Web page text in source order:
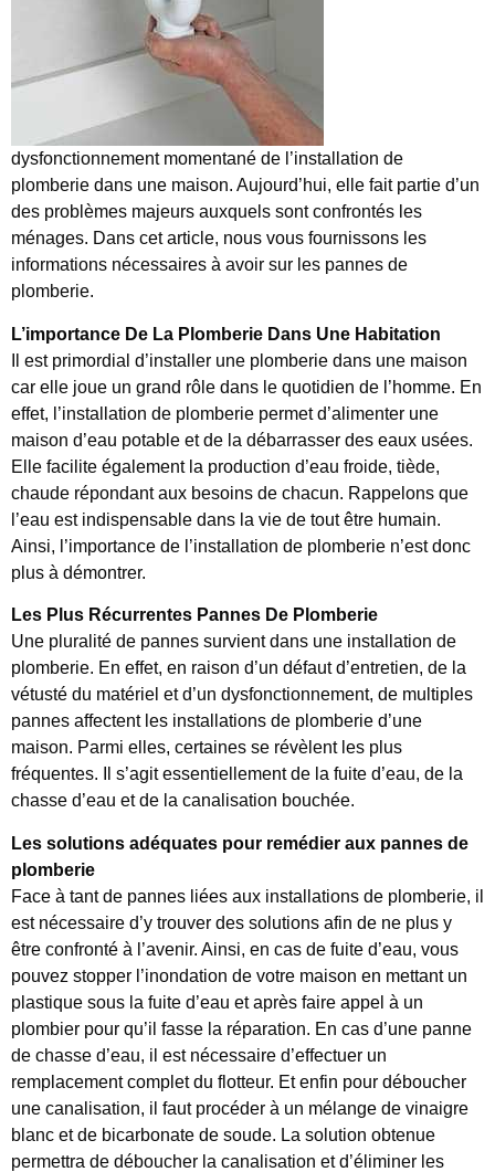
dysfonctionnement momentané de l’installation de
plomberie dans une maison. Aujourd’hui, elle fait partie d’un
des problèmes majeurs auxquels sont confrontés les
ménages. Dans cet article, nous vous fournissons les
informations nécessaires à avoir sur les pannes de
plomberie.
L’importance De La Plomberie Dans Une Habitation
Il est primordial d’installer une plomberie dans une maison
car elle joue un grand rôle dans le quotidien de l’homme. En
effet, l’installation de plomberie permet d’alimenter une
maison d’eau potable et de la débarrasser des eaux usées.
Elle facilite également la production d’eau froide, tiède,
chaude répondant aux besoins de chacun. Rappelons que
l’eau est indispensable dans la vie de tout être humain.
Ainsi, l’importance de l’installation de plomberie n’est donc
plus à démontrer.
Les Plus Récurrentes Pannes De Plomberie
Une pluralité de pannes survient dans une installation de
plomberie. En effet, en raison d’un défaut d’entretien, de la
vétusté du matériel et d’un dysfonctionnement, de multiples
pannes affectent les installations de plomberie d’une
maison. Parmi elles, certaines se révèlent les plus
fréquentes. Il s’agit essentiellement de la fuite d’eau, de la
chasse d’eau et de la canalisation bouchée.
Les solutions adéquates pour remédier aux pannes de
plomberie
Face à tant de pannes liées aux installations de plomberie, il
est nécessaire d’y trouver des solutions afin de ne plus y
être confronté à l’avenir. Ainsi, en cas de fuite d’eau, vous
pouvez stopper l’inondation de votre maison en mettant un
plastique sous la fuite d’eau et après faire appel à un
plombier pour qu’il fasse la réparation. En cas d’une panne
de chasse d’eau, il est nécessaire d’effectuer un
remplacement complet du flotteur. Et enfin pour déboucher
une canalisation, il faut procéder à un mélange de vinaigre
blanc et de bicarbonate de soude. La solution obtenue
permettra de déboucher la canalisation et d’éliminer les